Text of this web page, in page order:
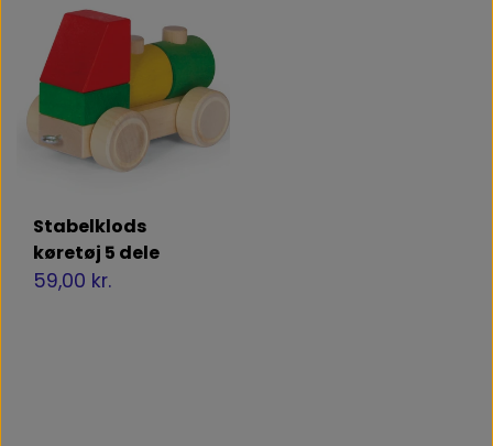
Stabelklods
køretøj 5 dele
59,00 kr.